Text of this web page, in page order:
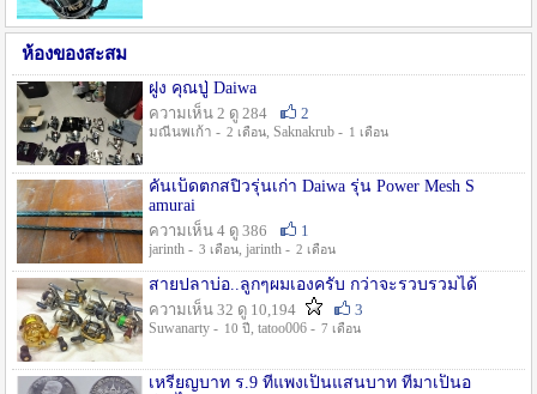
ห้องของสะสม
ฝูง คุณปู่ Daiwa
ความเห็น 2 ดู 284
2
มณีนพเก้า - 2 เดือน, Saknakrub - 1 เดือน
คันเบ็ดตกสปิ๋วรุ่นเก่า Daiwa รุ่น Power Mesh S
amurai
ความเห็น 4 ดู 386
1
jarinth - 3 เดือน, jarinth - 2 เดือน
สายปลาบ่อ..ลูกๆผมเองครับ กว่าจะรวบรวมได้
ความเห็น 32 ดู 10,194
3
Suwanarty - 10 ปี , tatoo006 - 7 เดือน
เหรียญบาท ร.9 ที่แพงเป็นแสนบาท ที่มาเป็นอ